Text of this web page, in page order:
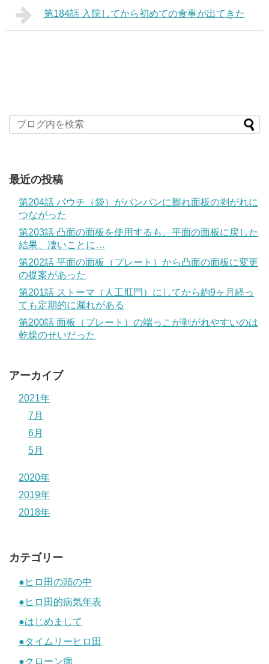
第184話 入院してから初めての食事が出てきた
最近の投稿
第204話 パウチ（袋）がパンパンに膨れ面板の剥がれに
つながった
第203話 凸面の面板を使用するも、平面の面板に戻した
結果、凄いことに…
第202話 平面の面板（プレート）から凸面の面板に変更
の提案があった
第201話 ストーマ（人工肛門）にしてから約9ヶ月経っ
ても定期的に漏れがある
第200話 面板（プレート）の端っこが剥がれやすいのは
乾燥のせいだった
アーカイブ
2021年
7月
6月
5月
2020年
2019年
2018年
カテゴリー
●ヒロ田の頭の中
●ヒロ田的病気年表
●はじめまして
●タイムリーヒロ田
●クローン病